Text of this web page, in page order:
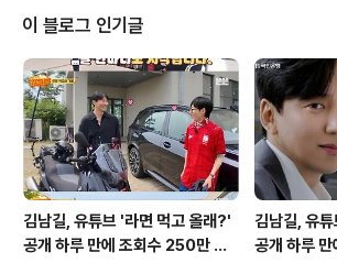
청 해체 이후, 기소와 공소 유지는 법무부 산하의 공소청에
서, 주요 범죄 수사는 행정안전부 산하의 중대범죄수사청
에서 담당하게 됩니다. 이는 검찰의 권한 집중을 막고, 보다
공정하고 투명한 사법 시스템을 구축하려는 의지를 담고
있습니다. 뜨거운 감자: 공소청의 '보완 수사권'신설될 공소
청에 '보완 수사권'을..
이 블로그 인기글
김남길, 유튜브 '라면 먹고 올래?'
공개 하루 만에 조회수 250만 돌
김남길, 유
공개 하루